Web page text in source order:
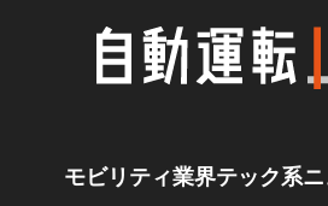
モビリティ業界テック系